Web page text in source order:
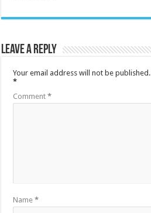
Leave a Reply
Your email address will not be published.
*
Comment*
Name*